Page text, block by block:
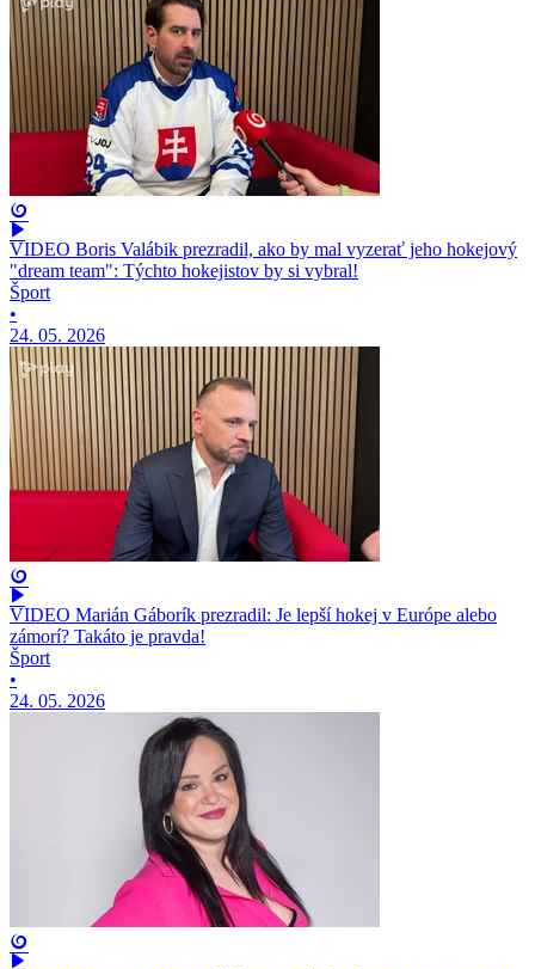
VIDEO Boris Valábik prezradil, ako by mal vyzerať jeho hokejový
"dream team": Týchto hokejistov by si vybral!
Šport
•
24. 05. 2026
VIDEO Marián Gáborík prezradil: Je lepší hokej v Európe alebo
zámorí? Takáto je pravda!
Šport
•
24. 05. 2026